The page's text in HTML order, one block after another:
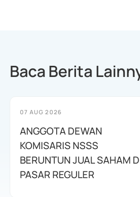
Baca Berita
07 AUG 2026
ANGGOTA DEWAN
KOMISARIS NSSS
BERUNTUN JUAL SAHAM
PASAR REGULER